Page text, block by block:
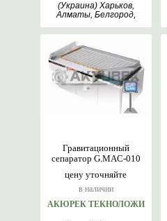
(Украина) Харьков,
Алматы, Белгород,
цену уточняйте
в наличии
Гравитационный
сепаратор G.MAC-010
АКЮРЕК ТЕКНОЛОЖИ